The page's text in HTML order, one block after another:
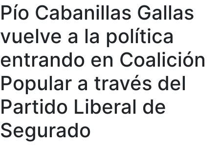
Pío Cabanillas Gallas
vuelve a la política
entrando en Coalición
Popular a través del
Partido Liberal de
Segurado